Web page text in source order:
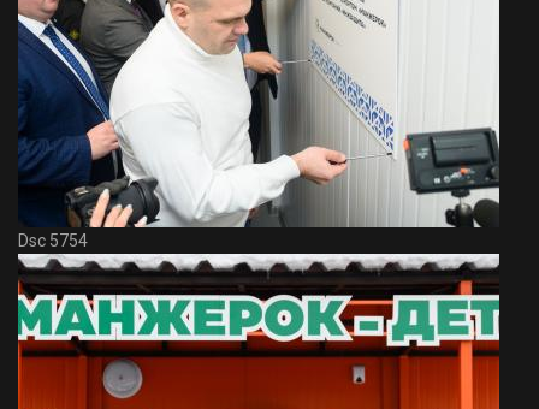
Dsc 5754